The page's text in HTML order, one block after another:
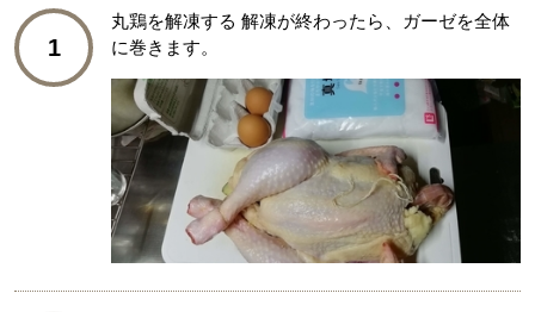
1
丸鶏を解凍する 解凍が終わったら、ガーゼを全体
に巻きます。